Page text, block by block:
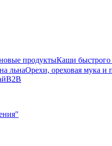
продуктыКаши быстрого
льнаОрехи, ореховая мука и
B2B